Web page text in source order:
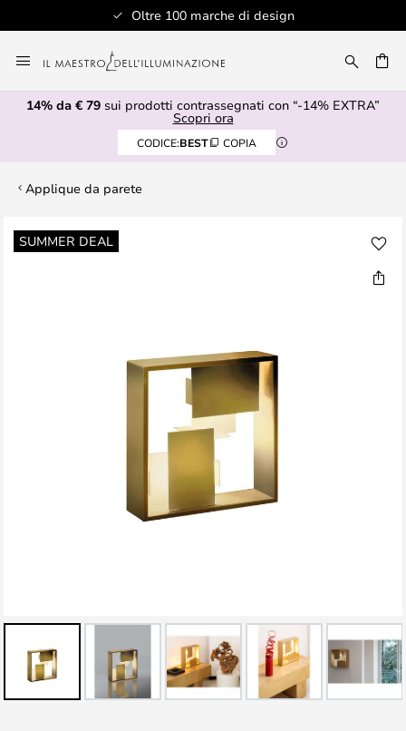
Oltre 100 marche di design
al
contenuto
14% da € 79 sui prodotti contrassegnati con “-14% EXTRA”
Scopri ora
CODICE:BEST COPIA
Applique da parete
SUMMER DEAL
Vai
alla